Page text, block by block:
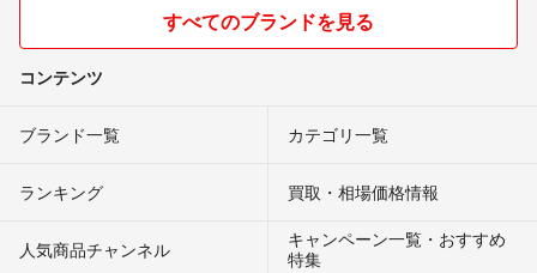
すべてのブランドを見る
コンテンツ
ブランド一覧 カテゴリ一覧
ランキング 買取・相場価格情報
人気商品チャンネル
キャンペーン一覧・おすすめ
特集